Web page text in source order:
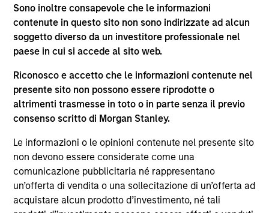
Sono inoltre consapevole che le informazioni
contenute in questo sito non sono indirizzate ad alcun
soggetto diverso da un investitore professionale nel
paese in cui si accede al sito web.
Riconosco e accetto che le informazioni contenute nel
presente sito non possono essere riprodotte o
altrimenti trasmesse in toto o in parte senza il previo
consenso scritto di Morgan Stanley.
Le informazioni o le opinioni contenute nel presente sito
non devono essere considerate come una
comunicazione pubblicitaria né rappresentano
un’offerta di vendita o una sollecitazione di un’offerta ad
acquistare alcun prodotto d’investimento, né tali
Approfondimenti correlati
GLOBAL EQUITY OBSERVER
How a culture of innovation drives
durable advantages